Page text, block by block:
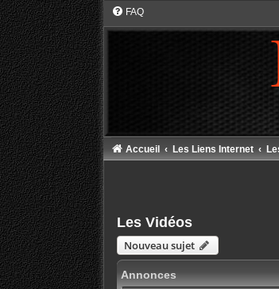
FAQ
Accueil Les Liens Internet
Les Vidéos
Nouveau sujet
Annonces